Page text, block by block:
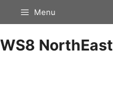
Menu
NorthEast